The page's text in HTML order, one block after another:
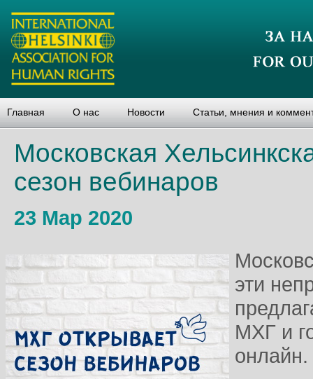
Главная О нас Новости Статьи, мнения и
Московская
сезон вебинаров
23 Мар 2020
эти
МХГ и
онлайн.